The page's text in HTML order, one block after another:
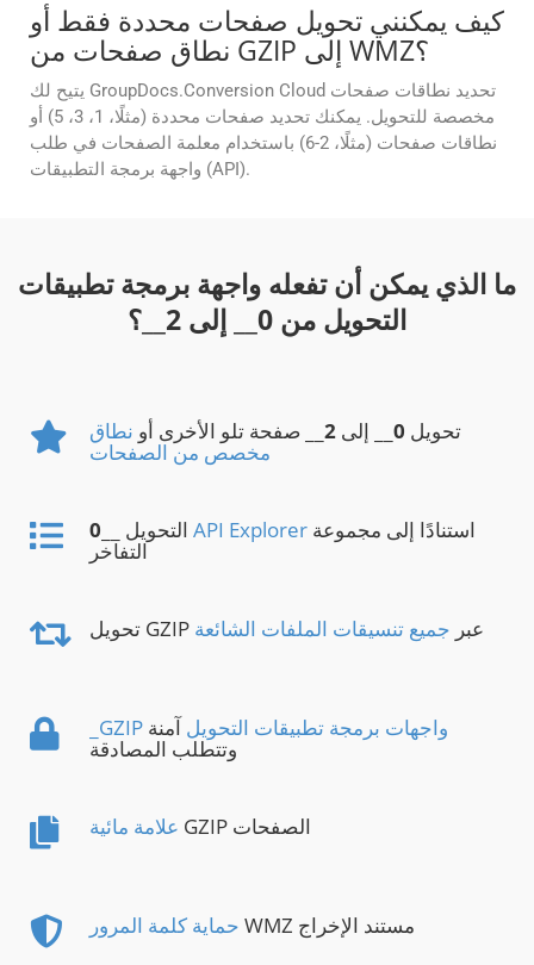
كيف يمكنني تحويل صفحات محددة فقط أو
نطاق صفحات من GZIP إلى WMZ؟
يتيح لك GroupDocs.Conversion Cloud تحديد نطاقات صفحات
مخصصة للتحويل. يمكنك تحديد صفحات محددة (مثلًا، 1، 3، 5) أو
نطاقات صفحات (مثلًا، 2-6) باستخدام معلمة الصفحات في طلب
واجهة برمجة التطبيقات (API).
ما الذي يمكن أن تفعله واجهة برمجة تطبيقات
التحويل من 0 __ إلى 2 __؟
تحويل 0 __ إلى 2 __ صفحة تلو الأخرى أو نطاق
مخصص من الصفحات
0 API Explorer
التفاخر
تحويل GZIP عبر جميع تنسيقات الملفات الشائعة
_GZIP واجهات برمجة تطبيقات التحويل آمنة
وتتطلب المصادقة
علامة مائية GZIP الصفحات
حماية كلمة المرور WMZ مستند الإخراج